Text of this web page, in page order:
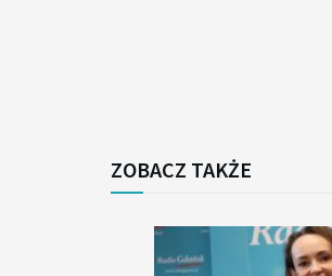
ZOBACZ TAKŻE